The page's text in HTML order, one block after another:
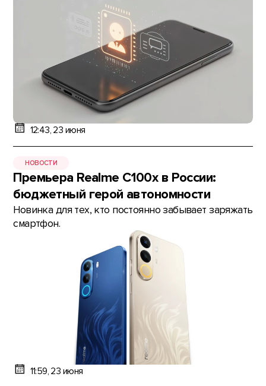
12:43, 23 июня
НОВОСТИ
Премьера Realme C100x в России:
бюджетный герой автономности
Новинка для тех, кто постоянно забывает заряжать
смартфон.
11:59, 23 июня